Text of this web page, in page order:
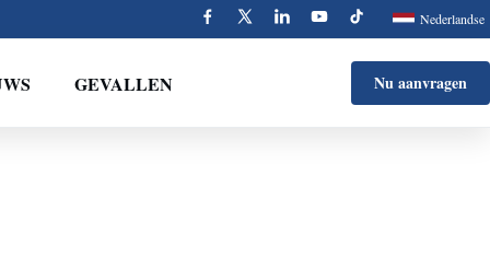
Nederlandse
GEVALLEN Nu aanvragen